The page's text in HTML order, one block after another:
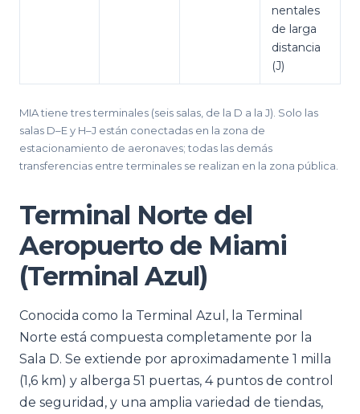
nentales
de larga
distancia
(J)
MIA tiene tres terminales (seis salas, de la D a la J). Solo las
salas D–E y H–J están conectadas en la zona de
estacionamiento de aeronaves; todas las demás
transferencias entre terminales se realizan en la zona pública.
Terminal Norte del
Aeropuerto de Miami
(Terminal Azul)
Conocida como la Terminal Azul, la Terminal
Norte está compuesta completamente por la
Sala D. Se extiende por aproximadamente 1 milla
(1,6 km) y alberga 51 puertas, 4 puntos de control
de seguridad, y una amplia variedad de tiendas,